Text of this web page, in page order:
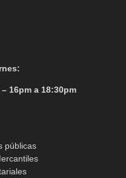
16pm a 18:30pm
públicas